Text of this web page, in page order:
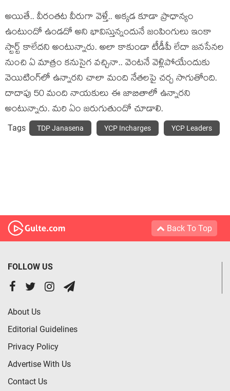
అయితే.. వీరంత‌ట వీరుగా వెళ్తే.. అక్క‌డ కూడా ప్రాధాన్యం
ఉంటుందో ఉండ‌దో అని భావిస్తున్నందునే జంపింగులు ఇంకా
స్టార్ట్ కాలేద‌ని అంటున్నారు. అలా కాకుండా టీడీపీ లేదా జ‌న‌సేనల
నుంచి ఏ మాత్రం క‌నుసైగ వ‌చ్చినా.. వెంట‌నే వెళ్లిపోయేందుకు
వెయిటింగ్‌లో ఉన్నార‌ని చాలా మంది నేత‌ల‌పై చ‌ర్చ సాగుతోంది.
దాదాపు 50 మంది నాయ‌కులు ఈ జాబితాలో ఉన్నార‌ని
అంటున్నారు. మ‌రి ఏం జ‌రుగుతుందో చూడాలి.
Tags TDP Janasena YCP Incharges YCP Leaders
Back To Top
FOLLOW US
About Us
Editorial Guidelines
Privacy Policy
Advertise With Us
Contact Us